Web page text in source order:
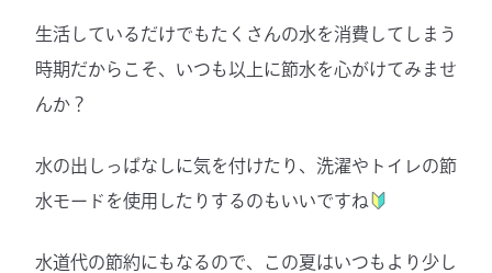
生活しているだけでもたくさんの水を消費してしまう
時期だからこそ、いつも以上に節水を心がけてみませ
んか？
水の出しっぱなしに気を付けたり、洗濯やトイレの節
水モードを使用したりするのもいいですね
水道代の節約にもなるので、この夏はいつもより少し